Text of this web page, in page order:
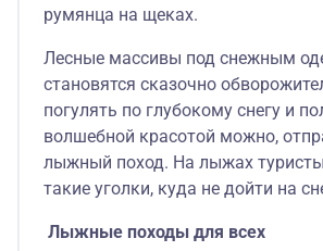
румянца на щеках.
Лесные массивы под снежным
становятся сказочно
погулять по глубокому снегу и
волшебной красотой можно,
лыжный поход. На лыжах
такие уголки, куда не дойти на
Лыжные походы для всех